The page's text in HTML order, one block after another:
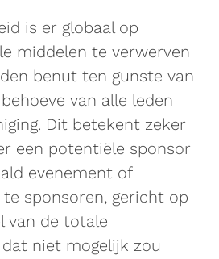
is er globaal op
middelen te verwerven
benut ten gunste van
van alle leden
Dit betekent zeker
een potentiële sponsor
evenement of
sponsoren, gericht op
van de totale
niet mogelijk zou